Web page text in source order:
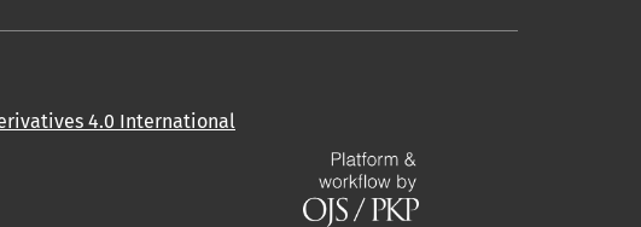
4.0 International